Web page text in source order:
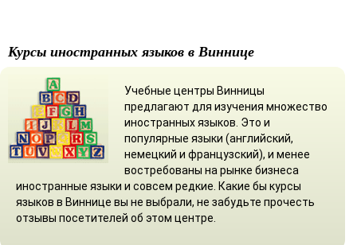
Курсы иностранных языков в Виннице
Учебные центры Винницы
предлагают для изучения множество
иностранных языков. Это и
популярные языки (английский,
немецкий и французский), и менее
востребованы на рынке бизнеса
иностранные языки и совсем редкие. Какие бы курсы
языков в Виннице вы не выбрали, не забудьте прочесть
отзывы посетителей об этом центре.